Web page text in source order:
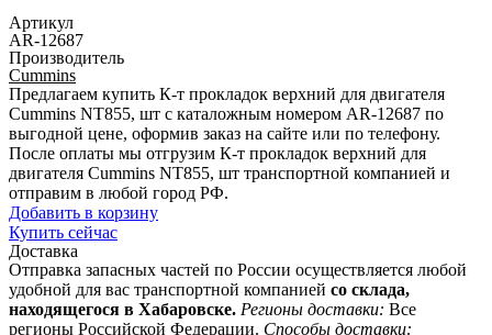
Артикул
AR-12687
Производитель
Cummins
Предлагаем купить К-т прокладок верхний для двигателя
Cummins NT855, шт с каталожным номером AR-12687 по
выгодной цене, оформив заказ на сайте или по телефону.
После оплаты мы отгрузим К-т прокладок верхний для
двигателя Cummins NT855, шт транспортной компанией и
отправим в любой город РФ.
Добавить в корзину
Купить сейчас
Доставка
Отправка запасных частей по России осуществляется любой
удобной для вас транспортной компанией со склада,
находящегося в Хабаровске. Регионы доставки: Все
регионы Российской Федерации. Способы доставки: